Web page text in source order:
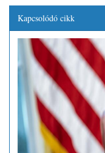
Kapcsolódó cikk